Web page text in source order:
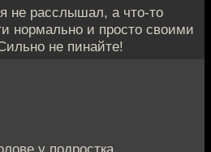
не расслышал, а что-то
нормально и просто своими
не пинайте!
у подростка.